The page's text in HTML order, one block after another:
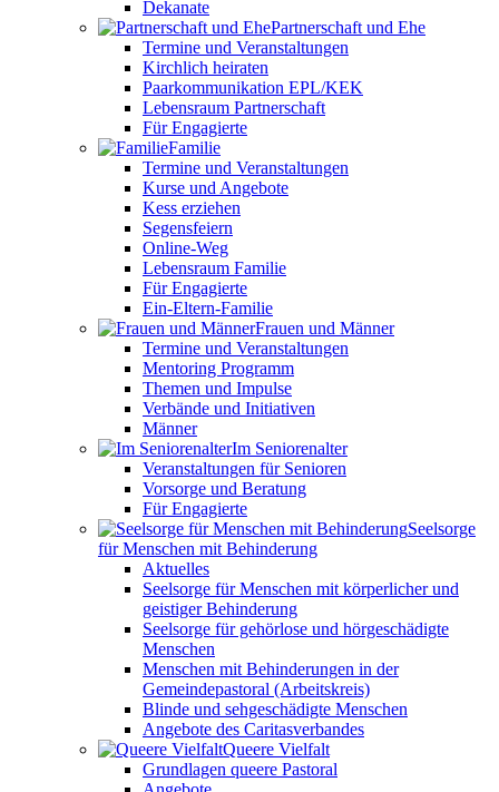
Dekanate
Partnerschaft und Ehe
Termine und Veranstaltungen
Kirchlich heiraten
Paarkommunikation EPL/KEK
Lebensraum Partnerschaft
Für Engagierte
Familie
Termine und Veranstaltungen
Kurse und Angebote
Kess erziehen
Segensfeiern
Online-Weg
Lebensraum Familie
Für Engagierte
Ein-Eltern-Familie
Frauen und Männer
Termine und Veranstaltungen
Mentoring Programm
Themen und Impulse
Verbände und Initiativen
Männer
Im Seniorenalter
Veranstaltungen für Senioren
Vorsorge und Beratung
Für Engagierte
Seelsorge
für Menschen mit Behinderung
Aktuelles
Seelsorge für Menschen mit körperlicher und
geistiger Behinderung
Seelsorge für gehörlose und hörgeschädigte
Menschen
Menschen mit Behinderungen in der
Gemeindepastoral (Arbeitskreis)
Blinde und sehgeschädigte Menschen
Angebote des Caritasverbandes
Queere Vielfalt
Grundlagen queere Pastoral